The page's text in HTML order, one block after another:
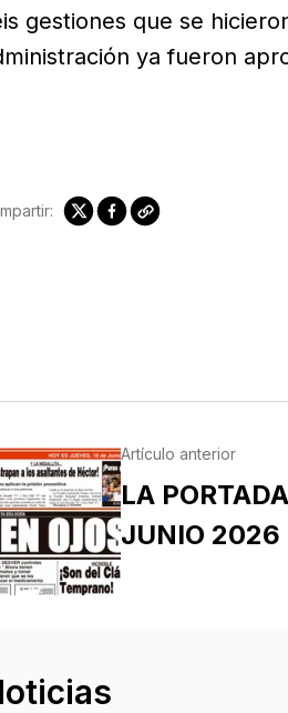
gestiones que se
ya fueron
Artículo anterior
LA
JUNIO 2026